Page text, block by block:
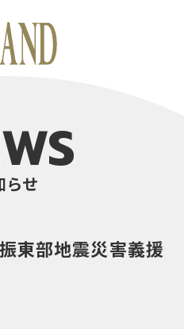
らせ
東部地震災害義援